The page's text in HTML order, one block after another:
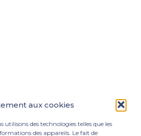
aux cookies
utilisons des technologies telles que les
des appareils. Le fait de